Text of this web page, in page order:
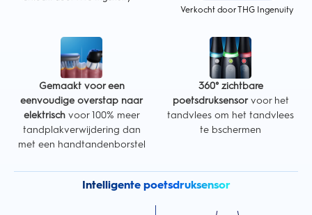
Verkocht door THG Ingenuity
Gemaakt voor een
eenvoudige overstap naar
elektrischvoor 100% meer
tandplakverwijdering dan
met een handtandenborstel
360° zichtbare
poetsdruksensorvoor het
tandvlees om het tandvlees
te bschermen
Intelligente poetsdruksensor